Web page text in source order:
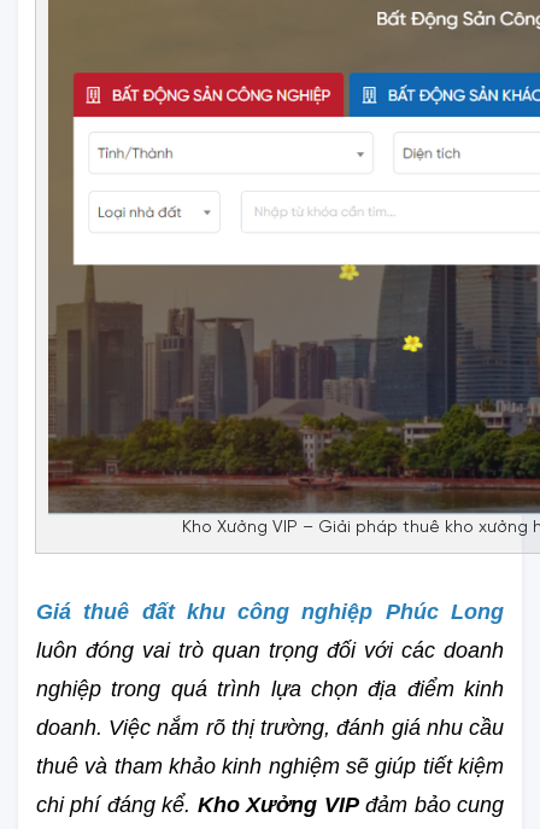
Kho Xưởng VIP – Giải pháp thuê kho
Giá thuê đất khu công nghiệp Phúc Long
luôn đóng vai trò quan trọng đối với các doanh
nghiệp trong quá trình lựa chọn địa điểm kinh
doanh. Việc nắm rõ thị trường, đánh giá nhu cầu
thuê và tham khảo kinh nghiệm sẽ giúp tiết kiệm
chi phí đáng kể. Kho Xưởng VIP đảm bảo cung